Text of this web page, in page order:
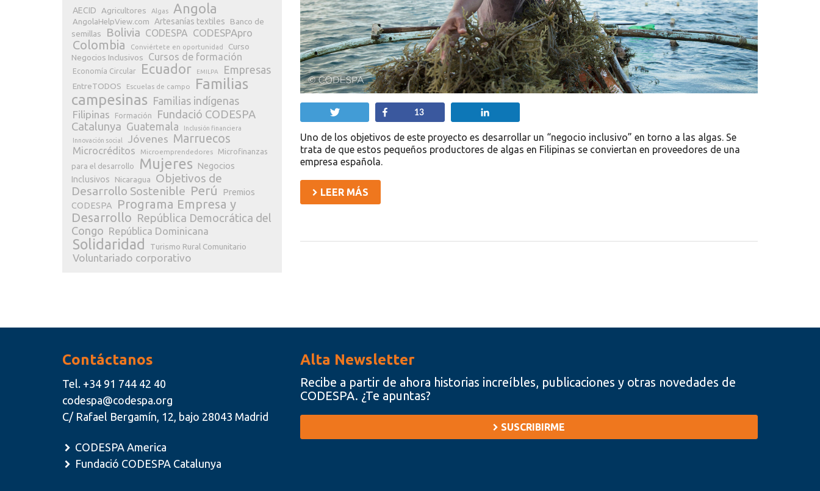
Compartir
13
Uno de los objetivos de este proyecto es desarrollar un “negocio inclusivo” en torno a las algas. Se
trata de que estos pequeños productores de algas en Filipinas se conviertan en proveedores de una
empresa española.
LEER MÁS
AECID Agricultores Algas Angola
AngolaHelpView.com Artesanías textiles
Banco de
semillas
Bolivia CODESPA CODESPApro
Colombia Conviértete en oportunidad
Curso
Negocios Inclusivos
Cursos de formación
Economía Circular Ecuador EMILPA Empresas
EntreTODOS Escuelas de campo
Familias
campesinas Familias indígenas
Filipinas
Formación
Fundació CODESPA
Catalunya Guatemala
Inclusión financiera
Innovación social
Jóvenes Marruecos
Microcréditos Microemprendedores
Microfinanzas
para el desarrollo
Mujeres
Negocios
Inclusivos
Nicaragua
Objetivos de
Desarrollo Sostenible Perú
Premios
CODESPA
Programa Empresa y
Desarrollo República Democrática del
Congo República Dominicana
Solidaridad Turismo Rural Comunitario
Voluntariado corporativo
Contáctanos
Tel. +34 91 744 42 40
codespa@codespa.org
C/ Rafael Bergamín, 12, bajo 28043 Madrid
CODESPA America
Fundació CODESPA Catalunya
Alta Newsletter
Recibe a partir de ahora historias increíbles, publicaciones y otras novedades de
CODESPA. ¿Te apuntas?
SUSCRIBIRME